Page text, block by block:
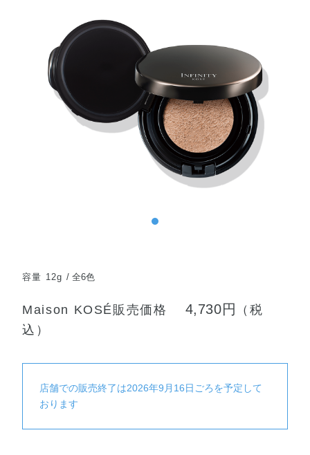
容量 12g 全6色
Maison KOSÉ販売価格 4,730円
（税
込）
店舗での販売終了は2026年9月16日ごろを予定して
おります